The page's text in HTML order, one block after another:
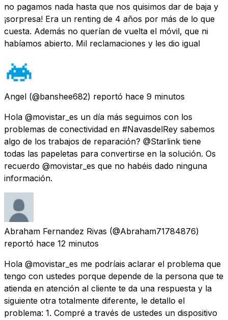
no pagamos nada hasta que nos quisimos dar de baja y
¡sorpresa! Era un renting de 4 años por más de lo que
cuesta. Además no querían de vuelta el móvil, que ni
habíamos abierto. Mil reclamaciones y les dio igual
Angel (@banshee682) reportó hace 9 minutos
Hola @movistar_es un día más seguimos con los
problemas de conectividad en #NavasdelRey sabemos
algo de los trabajos de reparación? @Starlink tiene
todas las papeletas para convertirse en la solución. Os
recuerdo @movistar_es que no habéis dado ninguna
información.
Abraham Fernandez Rivas (@Abraham71784876)
reportó hace 12 minutos
Hola @movistar_es me podríais aclarar el problema que
tengo con ustedes porque depende de la persona que te
atienda en atención al cliente te da una respuesta y la
siguiente otra totalmente diferente, le detallo el
problema: 1. Compré a través de ustedes un dispositivo